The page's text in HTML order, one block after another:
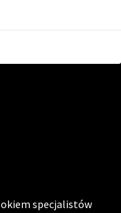
specjalistów